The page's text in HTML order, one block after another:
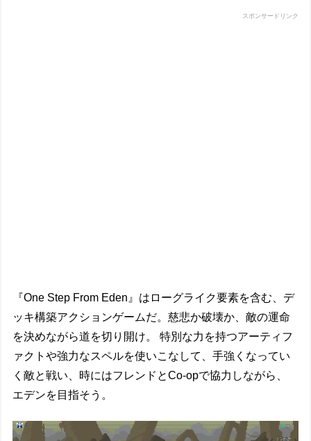
スポンサードリンク
『One Step From Eden』はローグライク要素を含む、デ
ッキ構築アクションゲームだ。慈悲か破壊か、敵の運命
を決めながら道を切り開け。 特別な力を持つアーティフ
ァクトや強力なスペルを使いこなして、手強くなってい
く敵と戦い、時にはフレンドとCo-opで協力しながら、
エデンを目指そう。